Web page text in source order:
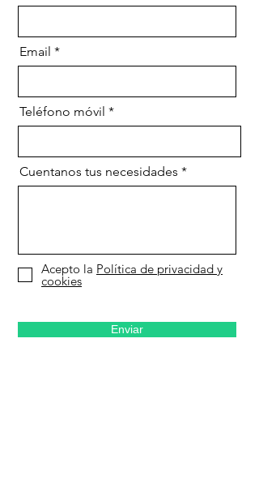
Email
Teléfono móvil
Cuentanos tus necesidades
Acepto la Política de privacidad y
cookies
Enviar